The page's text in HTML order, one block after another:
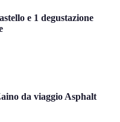
e 1 degustazione
da viaggio Asphalt